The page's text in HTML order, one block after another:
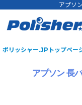
アプソ
ポリッシャー.JPトップペー
アプソン 長